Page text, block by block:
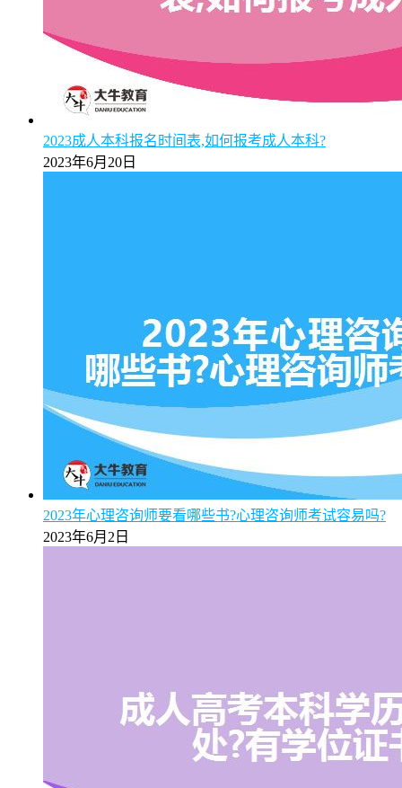
2023成人本科报名时间表,如何报考成人本科?
2023年6月20日
2023年心理咨询师要看哪些书?心理咨询师考试容易吗?
2023年6月2日